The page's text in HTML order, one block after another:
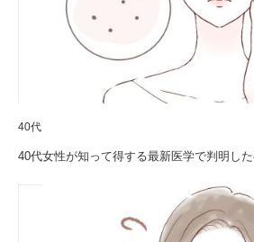
40代
40代女性が知って得する最新医学で判明し